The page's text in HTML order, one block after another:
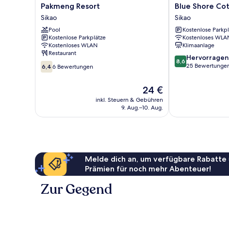
Pakmeng
Resort
Sikao
Pakmeng Resort
Sikao
Pool
Kostenlose Parkplätze
Kostenloses WLAN
Restaurant
6.4
von
6,4 6 Bewertungen
Der
Preis
beträgt
24 €
inkl. Steuern & Gebühren
9. Aug.–10. Aug.
Blue
Shore
Cottage
Sikao
Blue Shore
Sikao
Kostenlose
Kostenloses
Klimaanlage
8.6
von
8,6
25
Melde dich an, um verfügbare
Prämien für noch mehr Abenteuer!
Zur Gegend